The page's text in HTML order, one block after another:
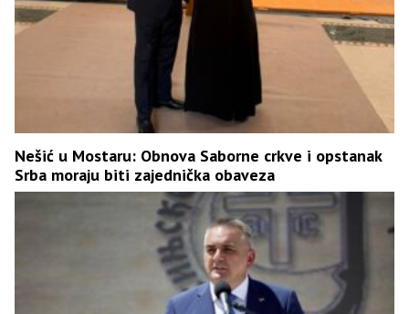
Nešić u Mostaru: Obnova Saborne crkve i opstanak
Srba moraju biti zajednička obaveza